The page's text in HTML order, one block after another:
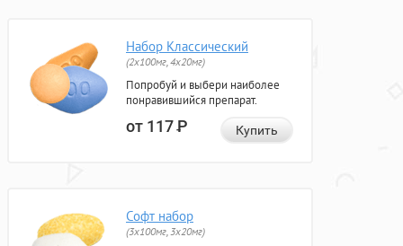
Набор Классический
(2x100мг, 4x20мг)
Попробуй и выбери наиболее
понравившийся препарат.
от 117Р Купить
Софт набор
(3x100мг, 3x20мг)